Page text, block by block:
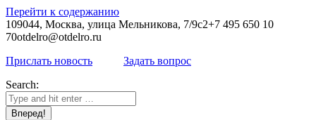
Перейти к содержанию
109044, Москва, улица Мельникова, 7/9с2+7 495 650 10
70otdelro@otdelro.ru
Прислать новость
Задать вопрос
Search: